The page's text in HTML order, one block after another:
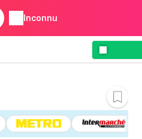
Inconnu